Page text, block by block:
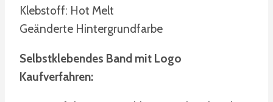
Klebstoff: Hot Melt
Geänderte Hintergrundfarbe
Selbstklebendes Band mit Logo
Kaufverfahren: